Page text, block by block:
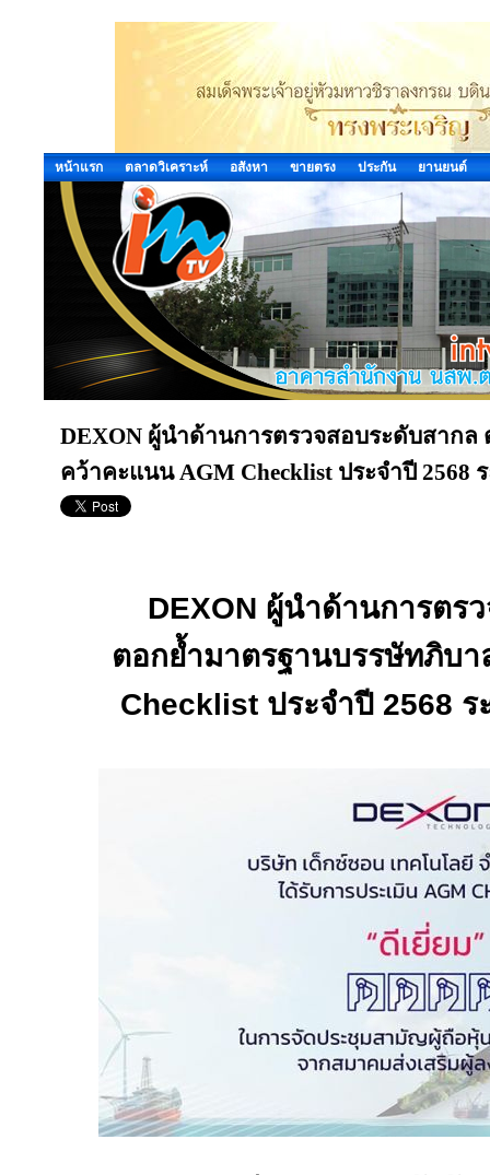
หน้าแรก ตลาดวิเคราะห์ อสังหา ขายตรง ประกัน ยานยนต์
DEXON ผู้นำด้านการตรวจสอบระดับสาก
คว้าคะแนน AGM Checklist ประจำปี 2568
DEXON ผู้นำด้านการตร
ตอกย้ำมาตรฐานบรรษัทภิบ
Checklist ประจำปี 2568 ร